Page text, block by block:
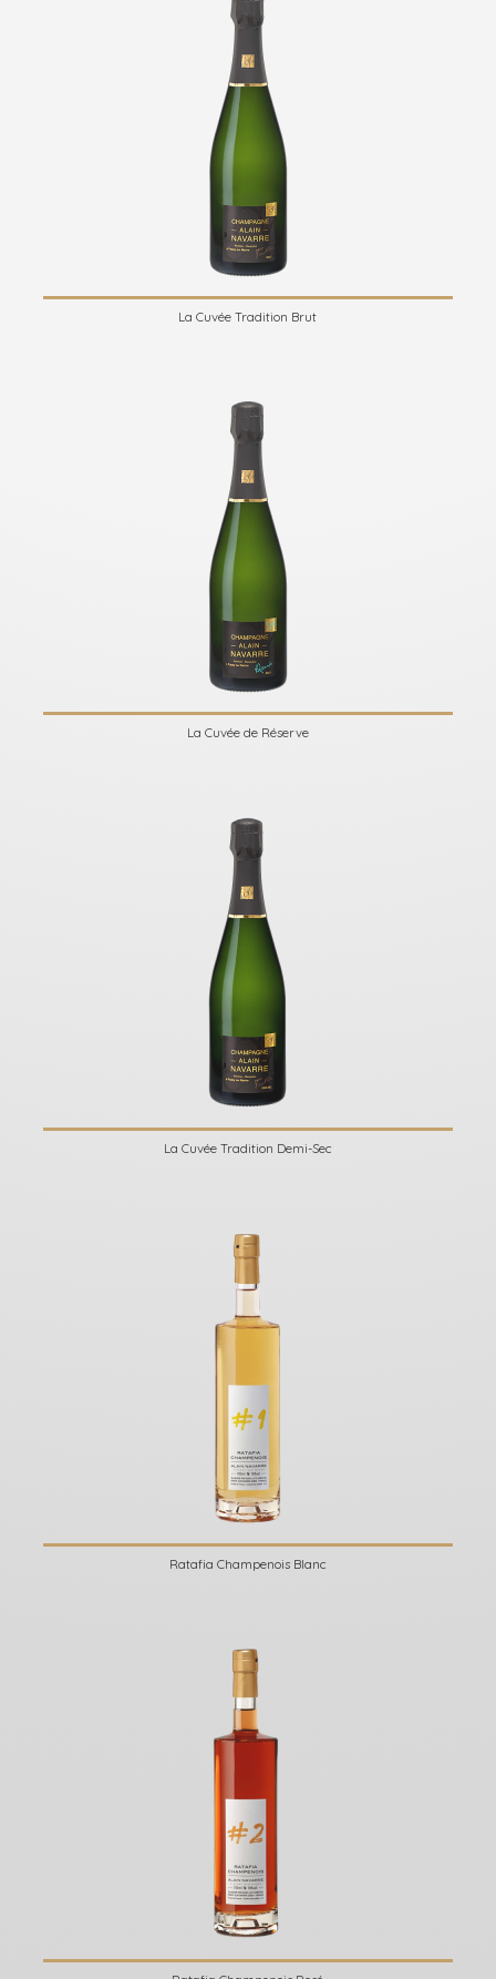
La Cuvée Tradition Brut
La Cuvée de Réserve
La Cuvée Tradition Demi-Sec
Ratafia Champenois Blanc